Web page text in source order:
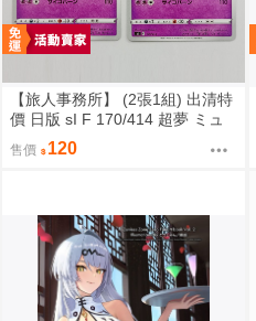
【旅人事務所】 (2張1組) 出清特
價 日版 sI F 170/414 超夢 ミュ
ウツー PTCG 寶可夢 卡牌【原售
價480元 特價120元】
售價 120